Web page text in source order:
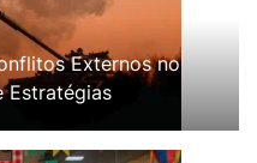
Externos no
Estratégias